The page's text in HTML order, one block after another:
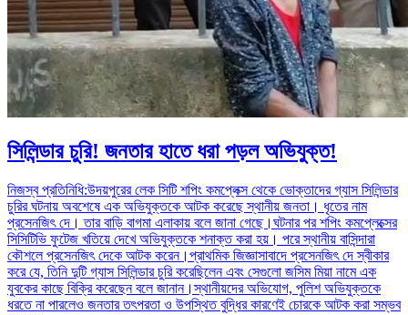
সিলিন্ডার চুরি! জনতার হাতে ধরা পড়ল অভিযুক্ত!
নিজস্ব প্রতিনিধি:উদয়পুরের লেক সিটি শপিং কমপ্লেক্স থেকে ভোক্তাদের গ্যাস সিলিন্ডার
চুরির ঘটনায় অবশেষে এক অভিযুক্তকে আটক করেছে স্থানীয় জনতা। ধৃতের নাম
প্রসেনজিৎ দে। তার বাড়ি বাগমা এলাকায় বলে জানা গেছে।ঘটনার পর শপিং কমপ্লেক্সের
সিসিটিভি ফুটেজ খতিয়ে দেখে অভিযুক্তকে শনাক্ত করা হয়। পরে স্থানীয় বাসিন্দারা
কৌশলে প্রসেনজিৎ দেকে আটক করেন।প্রাথমিক জিজ্ঞাসাবাদে প্রসেনজিৎ দে স্বীকার
করে যে, তিনি দুটি গ্যাস সিলিন্ডার চুরি করেছিলেন এবং সেগুলো জসিম মিয়া নামে এক
যুবকের কাছে বিক্রি করেছেন বলে জানান।স্থানীয়দের অভিযোগ, পুলিশ অভিযুক্তকে
ধরতে না পারলেও জনতার তৎপরতা ও উপস্থিত বুদ্ধির কারণেই চোরকে আটক করা সম্ভব